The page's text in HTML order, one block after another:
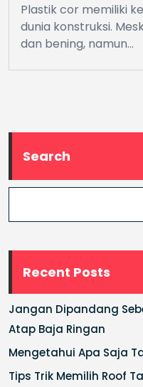
Plastik cor memiliki
dunia konstruksi.
dan bening, namun…
Search
Recent Posts
Jangan Dipandang
Atap Baja Ringan
Mengetahui Apa Saja
Tips Trik Memilih Roof